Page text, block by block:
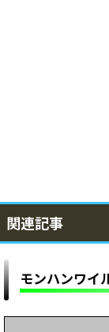
関連記事
モンハンワイ